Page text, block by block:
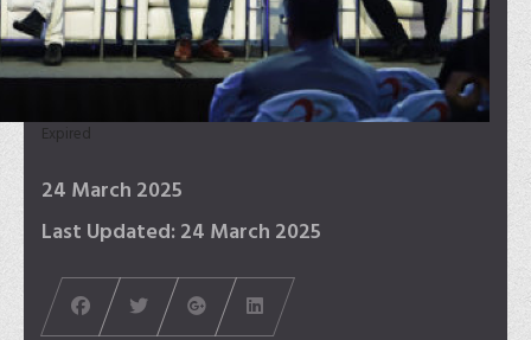
Expired
24 March 2025
Last Updated: 24 March 2025